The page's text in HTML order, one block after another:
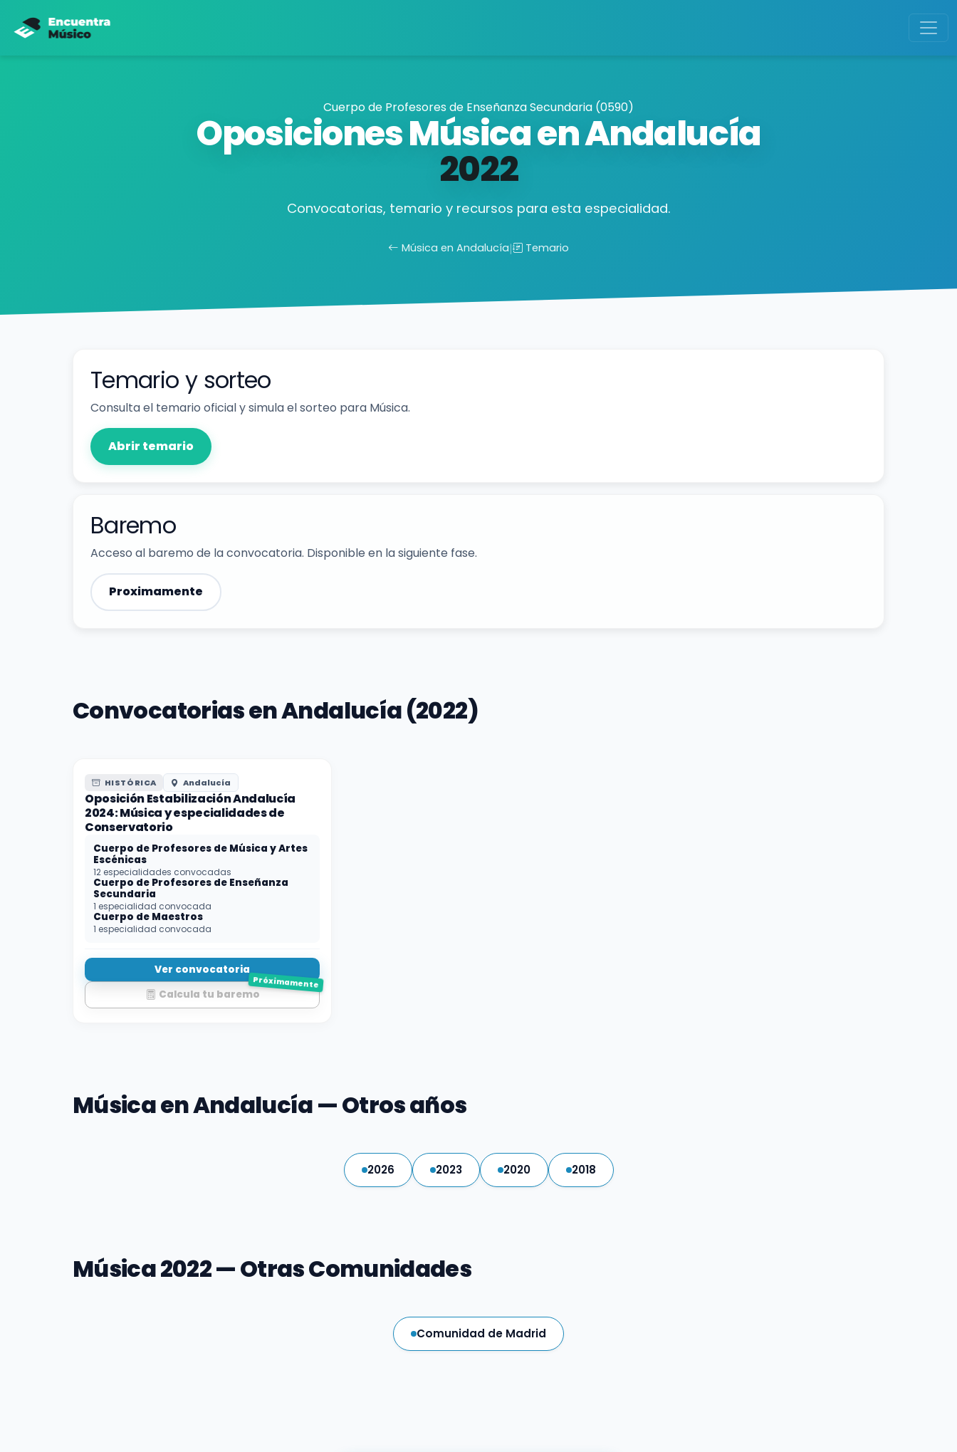
Cuerpo de Profesores de Enseñanza Secundaria (0590)
Oposiciones Música en Andalucía
2022
Convocatorias, temario y recursos para esta especialidad.
Música en Andalucía| Temario
Temario y sorteo
Consulta el temario oficial y simula el sorteo para Música.
Abrir temario
Baremo
Acceso al baremo de la convocatoria. Disponible en la siguiente fase.
Proximamente
Convocatorias en Andalucía (2022)
HISTÓRICA Andalucía
Oposición Estabilización Andalucía
2024: Música y especialidades de
Conservatorio
Cuerpo de Profesores de Música y Artes
Escénicas
12 especialidades convocadas
Cuerpo de Profesores de Enseñanza
Secundaria
1 especialidad convocada
Cuerpo de Maestros
1 especialidad convocada
Ver convocatoria
Calcula tu baremo
Próximamente
Música en Andalucía — Otros años
2026 2023 2020 2018
Música 2022 — Otras Comunidades
Comunidad de Madrid